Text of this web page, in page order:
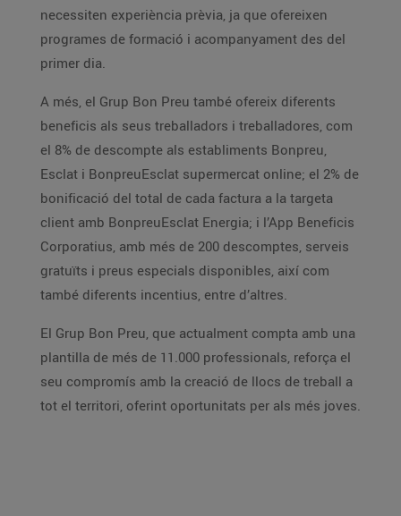
necessiten experiència prèvia, ja que ofereixen
programes de formació i acompanyament des del
primer dia.
A més, el Grup Bon Preu també ofereix diferents
beneficis als seus treballadors i treballadores, com
el 8% de descompte als establiments Bonpreu,
Esclat i BonpreuEsclat supermercat online; el 2% de
bonificació del total de cada factura a la targeta
client amb BonpreuEsclat Energia; i l’App Beneficis
Corporatius, amb més de 200 descomptes, serveis
gratuïts i preus especials disponibles, així com
també diferents incentius, entre d’altres.
El Grup Bon Preu, que actualment compta amb una
plantilla de més de 11.000 professionals, reforça el
seu compromís amb la creació de llocs de treball a
tot el territori, oferint oportunitats per als més joves.